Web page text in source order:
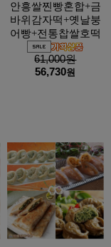
안흥쌀찐빵혼합+금
바위감자떡+옛날붕
어빵+전통찹쌀호떡
61,000원
56,730원